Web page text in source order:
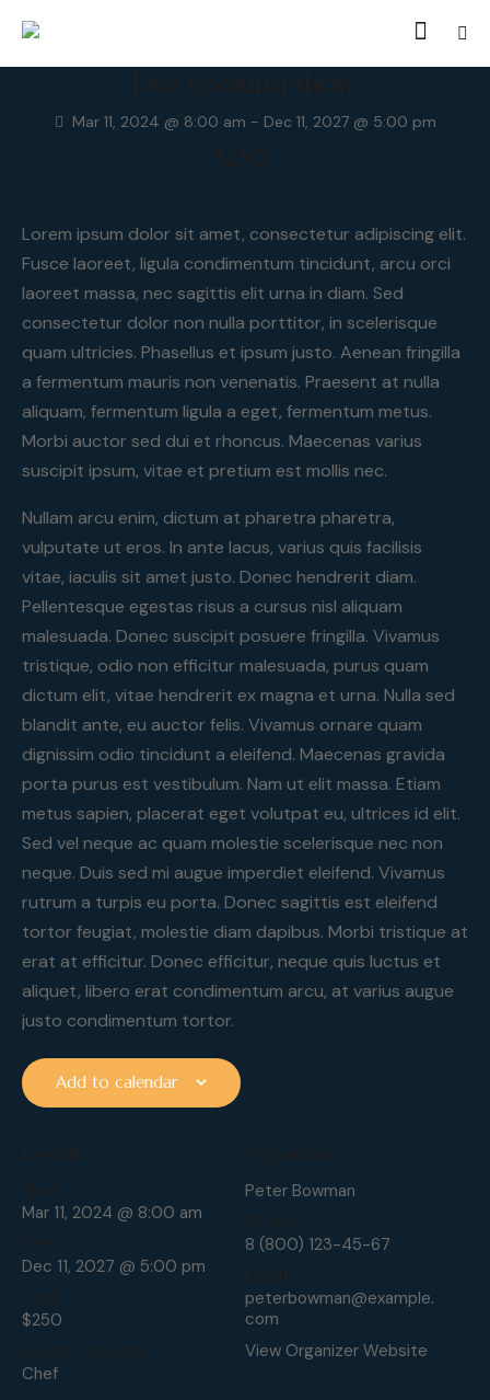
Mar 11, 2024 @ 8:00 am - Dec 11, 2027 @ 5:00 pm
Lorem ipsum dolor sit amet, consectetur adipiscing elit.
Fusce laoreet, ligula condimentum tincidunt, arcu orci
laoreet massa, nec sagittis elit urna in diam. Sed
consectetur dolor non nulla porttitor, in scelerisque
quam ultricies. Phasellus et ipsum justo. Aenean fringilla
a fermentum mauris non venenatis. Praesent at nulla
aliquam, fermentum ligula a eget, fermentum metus.
Morbi auctor sed dui et rhoncus. Maecenas varius
suscipit ipsum, vitae et pretium est mollis nec.
Nullam arcu enim, dictum at pharetra pharetra,
vulputate ut eros. In ante lacus, varius quis facilisis
vitae, iaculis sit amet justo. Donec hendrerit diam.
Pellentesque egestas risus a cursus nisl aliquam
malesuada. Donec suscipit posuere fringilla. Vivamus
tristique, odio non efficitur malesuada, purus quam
dictum elit, vitae hendrerit ex magna et urna. Nulla sed
blandit ante, eu auctor felis. Vivamus ornare quam
dignissim odio tincidunt a eleifend. Maecenas gravida
porta purus est vestibulum. Nam ut elit massa. Etiam
metus sapien, placerat eget volutpat eu, ultrices id elit.
Sed vel neque ac quam molestie scelerisque nec non
neque. Duis sed mi augue imperdiet eleifend. Vivamus
rutrum a turpis eu porta. Donec sagittis est eleifend
tortor feugiat, molestie diam dapibus. Morbi tristique at
erat at efficitur. Donec efficitur, neque quis luctus et
aliquet, libero erat condimentum arcu, at varius augue
justo condimentum tortor.
Add to calendar
Mar 11, 2024 @ 8:00 am
Dec 11, 2027 @ 5:00 pm
$250
Chef
Peter Bowman
8 (800) 123-45-67
peterbowman@example.
com
View Organizer Website